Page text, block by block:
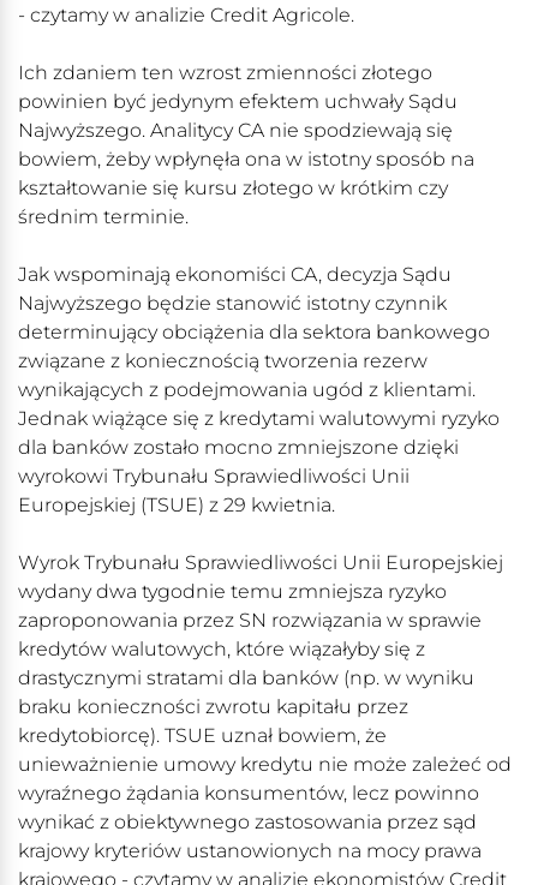
- czytamy w analizie Credit Agricole.
Ich zdaniem ten wzrost zmienności złotego
powinien być jedynym efektem uchwały Sądu
Najwyższego. Analitycy CA nie spodziewają się
bowiem, żeby wpłynęła ona w istotny sposób na
kształtowanie się kursu złotego w krótkim czy
średnim terminie.
Jak wspominają ekonomiści CA, decyzja Sądu
Najwyższego będzie stanowić istotny czynnik
determinujący obciążenia dla sektora bankowego
związane z koniecznością tworzenia rezerw
wynikających z podejmowania ugód z klientami.
Jednak wiążące się z kredytami walutowymi ryzyko
dla banków zostało mocno zmniejszone dzięki
wyrokowi Trybunału Sprawiedliwości Unii
Europejskiej (TSUE) z 29 kwietnia.
Wyrok Trybunału Sprawiedliwości Unii Europejskiej
wydany dwa tygodnie temu zmniejsza ryzyko
zaproponowania przez SN rozwiązania w sprawie
kredytów walutowych, które wiązałyby się z
drastycznymi stratami dla banków (np. w wyniku
braku konieczności zwrotu kapitału przez
kredytobiorcę). TSUE uznał bowiem, że
unieważnienie umowy kredytu nie może zależeć od
wyraźnego żądania konsumentów, lecz powinno
wynikać z obiektywnego zastosowania przez sąd
krajowy kryteriów ustanowionych na mocy prawa
krajowego - czytamy w analizie ekonomistów Credit